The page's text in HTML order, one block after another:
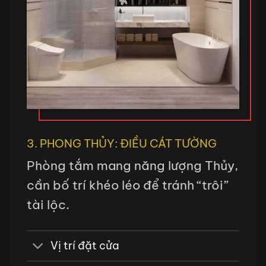
3. PHONG THỦY: ĐIỀU CÁT TƯỜNG
Phòng tắm mang năng lượng Thủy,
cần bố trí khéo léo để tránh “trôi”
tài lộc.
Vị trí đặt cửa